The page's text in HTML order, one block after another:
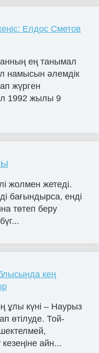
Елдос Сметов
ең танымал
намысын әлемдік
жүрген
1992 жылы 9
жолмен жетеді.
бағындырса, енді
төтеп беру
кең
ұлы күні – Наурыз
өтілуде. Той-
айн...